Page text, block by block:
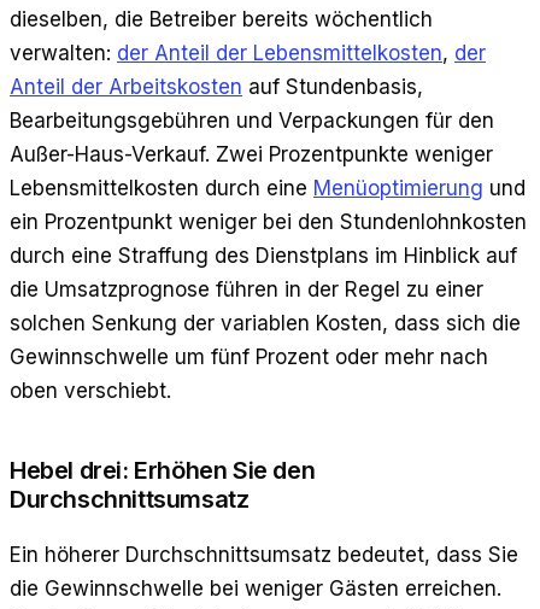
dieselben, die Betreiber bereits wöchentlich
verwalten: der Anteil der Lebensmittelkosten, der
Anteil der Arbeitskosten auf Stundenbasis,
Bearbeitungsgebühren und Verpackungen für den
Außer-Haus-Verkauf. Zwei Prozentpunkte weniger
Lebensmittelkosten durch eine Menüoptimierung und
ein Prozentpunkt weniger bei den Stundenlohnkosten
durch eine Straffung des Dienstplans im Hinblick auf
die Umsatzprognose führen in der Regel zu einer
solchen Senkung der variablen Kosten, dass sich die
Gewinnschwelle um fünf Prozent oder mehr nach
oben verschiebt.
Hebel drei: Erhöhen Sie den
Durchschnittsumsatz
Ein höherer Durchschnittsumsatz bedeutet, dass Sie
die Gewinnschwelle bei weniger Gästen erreichen.